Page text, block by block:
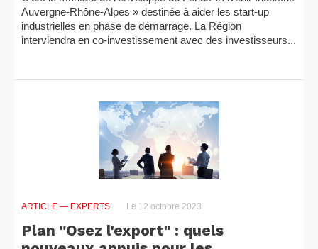
Auvergne-Rhône-Alpes » destinée à aider les start-up
industrielles en phase de démarrage. La Région
interviendra en co-investissement avec des investisseurs...
ARTICLE — EXPERTS Le 12 octobre 2023
Plan "Osez l'export" : quels